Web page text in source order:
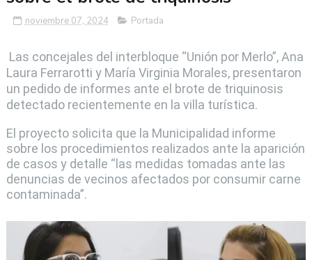
noviembre 07, 2024 Portada
Las concejales del interbloque “Unión por Merlo”, Ana
Laura Ferrarotti y María Virginia Morales, presentaron
un pedido de informes ante el brote de triquinosis
detectado recientemente en la villa turística.
El proyecto solicita que la Municipalidad informe
sobre los procedimientos realizados ante la aparición
de casos y detalle “las medidas tomadas ante las
denuncias de vecinos afectados por consumir carne
contaminada”.